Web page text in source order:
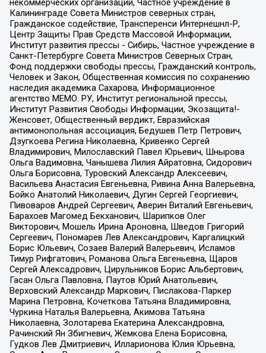
некоммерческих организаций, Частное учреждение в
Калининграде Совета Министров северных стран,
Гражданское содействие, Трансперенси Интернешнл-Р,
Центр Защиты Прав Средств Массовой Информации,
Институт развития прессы - Сибирь, Частное учреждение в
Санкт-Петербурге Совета Министров Северных Стран,
Фонд поддержки свободы прессы, Гражданский контроль,
Человек и Закон, Общественная комиссия по сохранению
наследия академика Сахарова, Информационное
агентство МЕМО. РУ, Институт региональной прессы,
Институт Развития Свободы Информации, Экозащита!-
Женсовет, Общественный вердикт, Евразийская
антимонопольная ассоциация, Бедушев Петр Петрович,
Дзугкоева Регина Николаевна, Кривенко Сергей
Владимирович, Милославский Павел Юрьевич, Шнырова
Ольга Вадимовна, Чанышева Лилия Айратовна, Сидорович
Ольга Борисовна, Туровский Александр Алексеевич,
Васильева Анастасия Евгеньевна, Ривина Анна Валерьевна,
Бойко Анатолий Николаевич, Дугин Сергей Георгиевич,
Пивоваров Андрей Сергеевич, Аверин Виталий Евгеньевич,
Барахоев Магомед Бекханович, Шарипков Олег
Викторович, Мошель Ирина Ароновна, Шведов Григорий
Сергеевич, Пономарев Лев Александрович, Каргалицкий
Борис Юльевич, Созаев Валерий Валерьевич, Исламов
Тимур Рифгатович, Романова Ольга Евгеньевна, Щаров
Сергей Алексадрович, Цирульников Борис Альбертович,
Гасан Ольга Павловна, Паутов Юрий Анатольевич,
Верховский Александр Маркович, Пислакова-Паркер
Марина Петровна, Кочеткова Татьяна Владимировна,
Чуркина Наталья Валерьевна, Акимова Татьяна
Николаевна, Золотарева Екатерина Александровна,
Рачинский Ян Збигневич, Жемкова Елена Борисовна,
Гудков Лев Дмитриевич, Илларионова Юлия Юрьевна,